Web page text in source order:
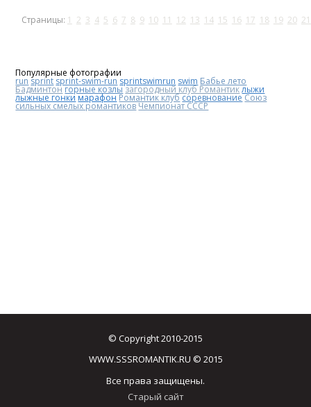
Страницы: 1 2 3 4 5 6 7 8 9 10 11 12 13 14 15 16 17 18 19 20 21
Популярные фотографии
run sprint sprint-swim-run sprintswimrun swim Бабье лето
Бадминтонгорные козлы загородный клуб Романтиклыжи
лыжные гонки марафонРомантик клубсоревнованиеСоюз
сильных смелых романтиковЧемпионат СССР
© Copyright 2010-2015
WWW.SSSROMANTIK.RU © 2015
Все права защищены.
Старый сайт